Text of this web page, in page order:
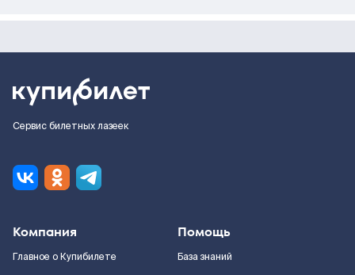
Сервис билетных лазеек
Компания
Главное о Купибилете
Помощь
База знаний